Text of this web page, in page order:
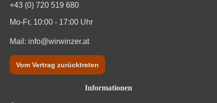
+43 (0) 720 519 680
Mo-Fr, 10:00 - 17:00 Uhr
Mail: info@wirwinzer.at
Vom Vertrag zurücktreten
Informationen